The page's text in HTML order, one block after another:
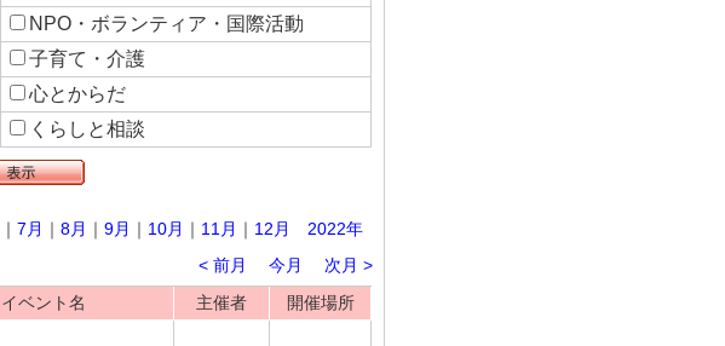
NPO・ボランティア・国際活動
子育て・介護
心とからだ
くらしと相談
｜ 7月 ｜ 8月 ｜ 9月 ｜ 10月 ｜ 11月 ｜ 12月 2022年
< 前月 今月
次月 >
ベント名 主催者
開催場所